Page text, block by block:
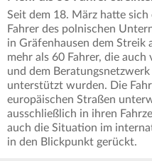
Seit dem 18. März hatte
Fahrer des polnischen
in Gräfenhausen dem Streik
mehr als 60 Fahrer, die
und dem
unterstützt wurden. Die
europäischen Straßen
ausschließlich in ihren
auch die Situation im
in den Blickpunkt gerückt.